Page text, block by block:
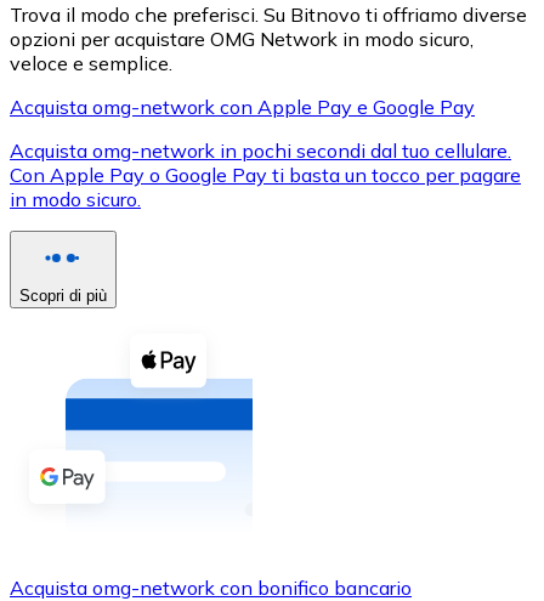
XRP
Acquista criptovalute in contanti e altri mezzi di
Bonifico SEPA
Aggiungi fondi al tuo conto Bitnovo o fai acquisti
Carta di credito / debito
Trova il modo che preferisci. Su Bitnovo ti offriamo diverse
opzioni per acquistare OMG Network in modo sicuro,
veloce e semplice.
Acquista omg-network con Apple Pay e Google Pay
Acquista omg-network in pochi secondi dal tuo cellulare.
Con Apple Pay o Google Pay ti basta un tocco per pagare
in modo sicuro.
Scopri di più
Acquista omg-network con bonifico bancario